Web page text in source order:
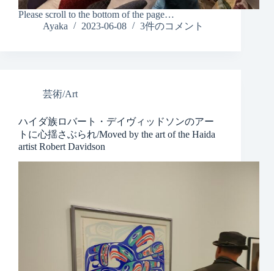
Please scroll to the bottom of the page…
Ayaka
2023-06-08 3件のコメント
芸術/Art
ハイダ族ロバート・デイヴィッドソンのアー
トに心揺さぶられ/Moved by the art of the Haida
artist Robert Davidson